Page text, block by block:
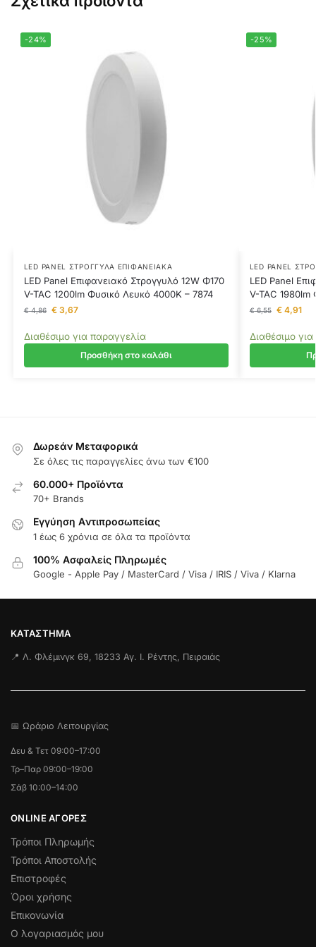
-24%
LED PANEL ΣΤΡΟΓΓΥΛΆ ΕΠΙΦΑΝΕΙΑΚΆ
LED Panel Επιφανειακό Στρογγυλό 12W Φ170
V-TAC 1200lm Φυσικό Λευκό 4000K – 7874
€4,86 €3,67
Διαθέσιμο για παραγγελία
Προσθήκη στο καλάθι
-25%
LED PANEL
LED Panel
V-TAC 1980lm
€6,55 €4,91
Διαθέσιμο
Δωρεάν Μεταφορικά
Σε όλες τις παραγγελίες άνω των €100
60.000+ Προϊόντα
70+ Brands
Εγγύηση Aντιπροσωπείας
1 έως 6 χρόνια σε όλα τα προϊόντα
100% Ασφαλείς Πληρωμές
Google - Apple Pay / MasterCard / Visa / IRIS / Viva / Klarna
ΚΑΤΆΣΤΗΜΑ
📍 Λ. Φλέμινγκ 69, 18233 Αγ. Ι. Ρέντης, Πειραιάς
📅 Ωράριο Λειτουργίας
Δευ & Τετ 09:00–17:00
Τρ–Παρ 09:00–19:00
Σάβ 10:00–14:00
ONLINE ΑΓΟΡΕΣ
Τρόποι Πληρωμής
Τρόποι Αποστολής
Επιστροφές
Όροι χρήσης
Επικονωνία
Ο λογαριασμός μου